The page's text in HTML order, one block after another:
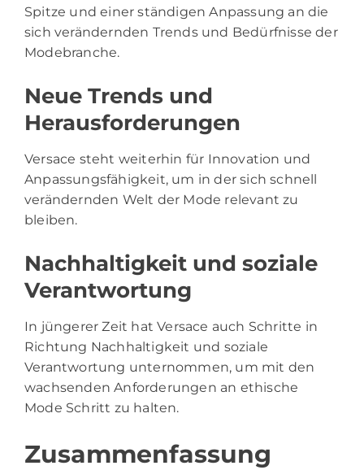
Spitze und einer ständigen Anpassung an die
sich verändernden Trends und Bedürfnisse der
Modebranche.
Neue Trends und
Herausforderungen
Versace steht weiterhin für Innovation und
Anpassungsfähigkeit, um in der sich schnell
verändernden Welt der Mode relevant zu
bleiben.
Nachhaltigkeit und soziale
Verantwortung
In jüngerer Zeit hat Versace auch Schritte in
Richtung Nachhaltigkeit und soziale
Verantwortung unternommen, um mit den
wachsenden Anforderungen an ethische
Mode Schritt zu halten.
Zusammenfassung